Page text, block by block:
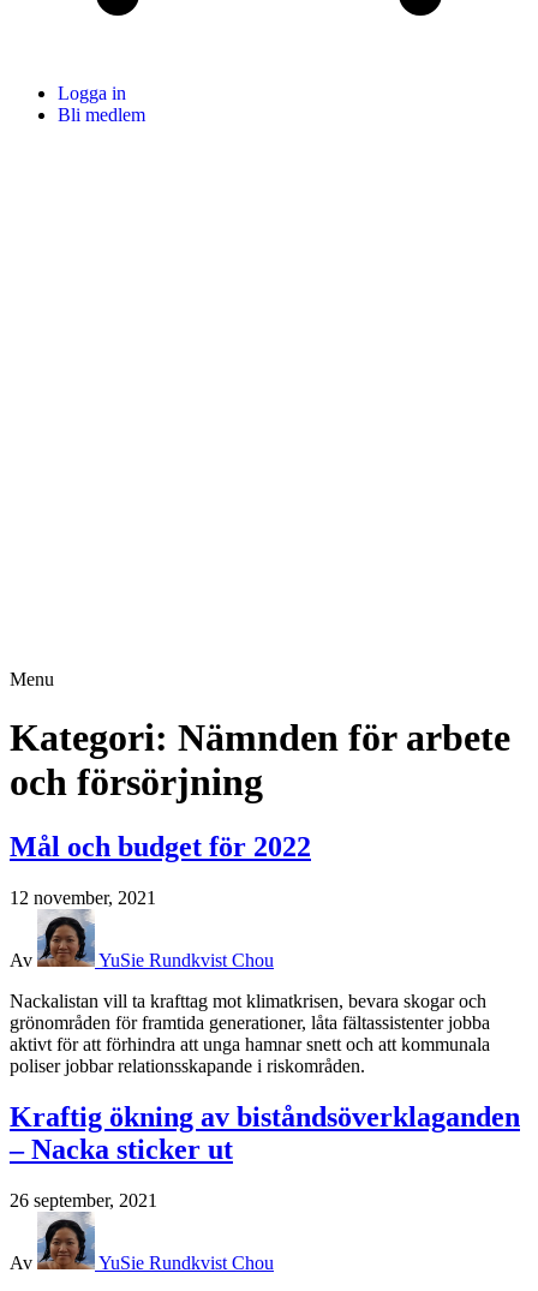
Logga in
Bli medlem
Menu
Kategori: Nämnden för arbete
och försörjning
Mål och budget för 2022
12 november, 2021
Av
YuSie Rundkvist Chou
Nackalistan vill ta krafttag mot klimatkrisen, bevara skogar och
grönområden för framtida generationer, låta fältassistenter jobba
aktivt för att förhindra att unga hamnar snett och att kommunala
poliser jobbar relationsskapande i riskområden.
Kraftig ökning av biståndsöverklaganden
– Nacka sticker ut
26 september, 2021
Av
YuSie Rundkvist Chou